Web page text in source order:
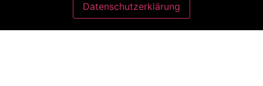
Datenschutzerklärung